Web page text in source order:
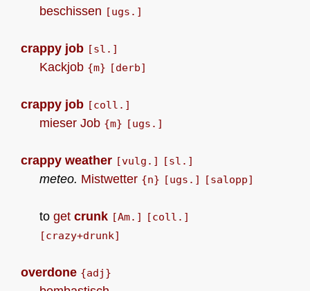
beschissen [ugs.]
crappy job [sl.]
Kackjob {m} [derb]
crappy job [coll.]
mieser Job {m} [ugs.]
crappy weather [vulg.] [sl.]
meteo. Mistwetter {n} [ugs.] [salopp]
to get crunk [Am.]
[coll.]
[crazy+drunk]
overdone {adj}